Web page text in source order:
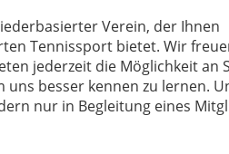
Verein, der Ihnen
Tennissport bietet. Wir
jederzeit die Möglichkeit an
uns besser kennen zu lernen.
nur in Begleitung eines